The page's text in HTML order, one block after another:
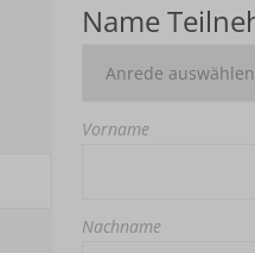
Name
Vorname
Nachname